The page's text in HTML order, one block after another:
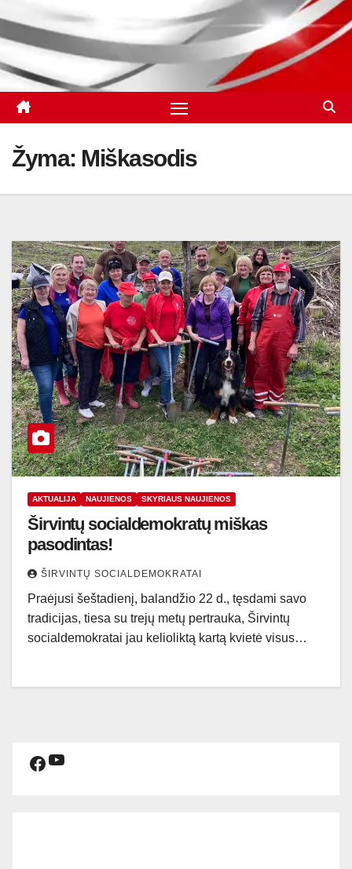
Žyma: Miškasodis
AKTUALIJA NAUJIENOS SKYRIAUS NAUJIENOS
Širvintų socialdemokratų miškas
pasodintas!
ŠIRVINTŲ SOCIALDEMOKRATAI
Praėjusi šeštadienį, balandžio 22 d., tęsdami savo
tradicijas, tiesa su trejų metų pertrauka, Širvintų
socialdemokratai jau kelioliktą kartą kvietė visus…
Facebook
YouTube